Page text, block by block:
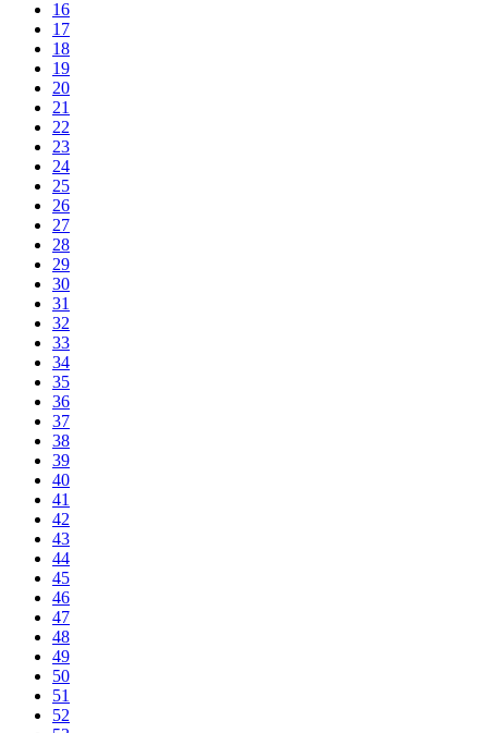
16
17
18
19
20
21
22
23
24
25
26
27
28
29
30
31
32
33
34
35
36
37
38
39
40
41
42
43
44
45
46
47
48
49
50
51
52